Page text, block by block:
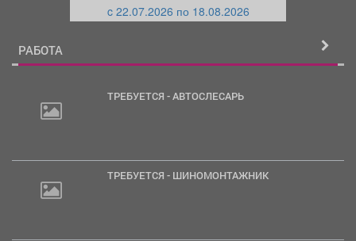
c 22.07.2026 по 18.08.2026
РАБОТА
ТРЕБУЕТСЯ - АВТОСЛЕСАРЬ
ТРЕБУЕТСЯ - ШИНОМОНТАЖНИК